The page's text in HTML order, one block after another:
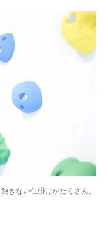
きない仕掛けがたくさん。